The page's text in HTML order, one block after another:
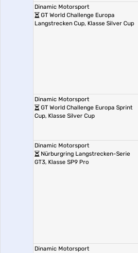
Dinamic Motorsport
GT World Challenge Europa
Langstrecken Cup, Klasse Silver Cup
Dinamic Motorsport
GT World Challenge Europa Sprint
Cup, Klasse Silver Cup
Dinamic Motorsport
Nürburgring Langstrecken-Serie
GT3, Klasse SP9 Pro
Dinamic Motorsport